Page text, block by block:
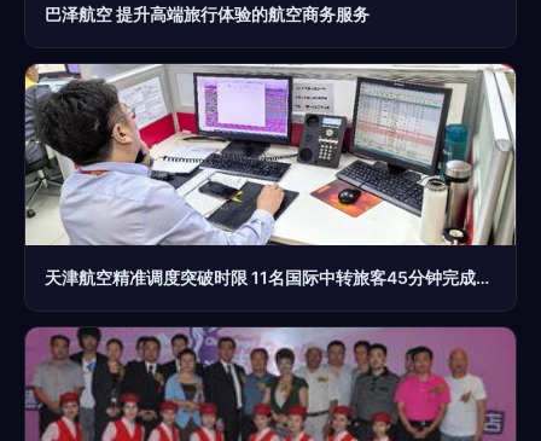
巴泽航空 提升高端旅行体验的航空商务服务
天津航空精准调度突破时限 11名国际中转旅客45分钟完成保障